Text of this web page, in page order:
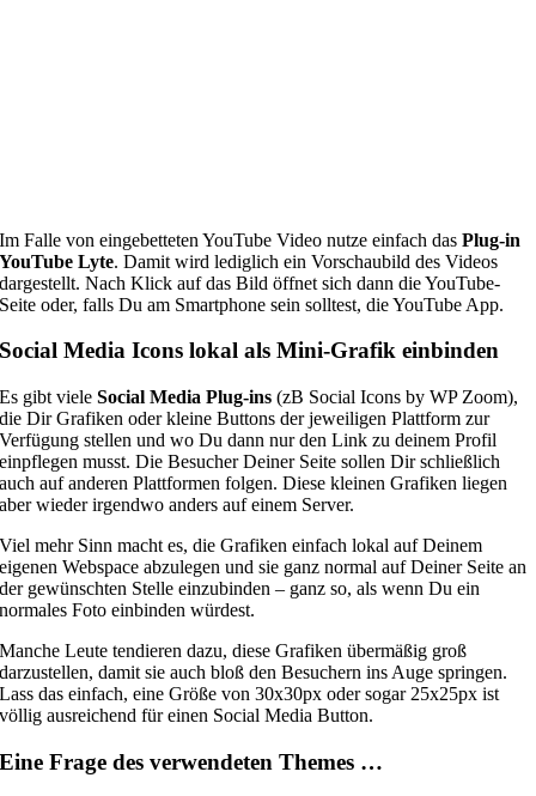
Im Falle von eingebetteten YouTube Video nutze einfach dasPlug-in
YouTube Lyte. Damit wird lediglich ein Vorschaubild des Videos
dargestellt. Nach Klick auf das Bild öffnet sich dann die YouTube-
Seite oder, falls Du am Smartphone sein solltest, die YouTube App.
Social Media Icons lokal als Mini-Grafik einbinden
Es gibt vieleSocial Media Plug-ins (zB Social Icons by WP Zoom),
die Dir Grafiken oder kleine Buttons der jeweiligen Plattform zur
Verfügung stellen und wo Du dann nur den Link zu deinem Profil
einpflegen musst. Die Besucher Deiner Seite sollen Dir schließlich
auch auf anderen Plattformen folgen. Diese kleinen Grafiken liegen
aber wieder irgendwo anders auf einem Server.
Viel mehr Sinn macht es, die Grafiken einfach lokal auf Deinem
eigenen Webspace abzulegen und sie ganz normal auf Deiner Seite an
der gewünschten Stelle einzubinden – ganz so, als wenn Du ein
normales Foto einbinden würdest.
Manche Leute tendieren dazu, diese Grafiken übermäßig groß
darzustellen, damit sie auch bloß den Besuchern ins Auge springen.
Lass das einfach, eine Größe von 30x30px oder sogar 25x25px ist
völlig ausreichend für einen Social Media Button.
Eine Frage des verwendeten Themes …